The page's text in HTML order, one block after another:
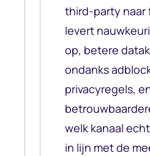
third-party naar
levert
op, betere
ondanks
privacyregels,
welk kanaal
in lijn met de